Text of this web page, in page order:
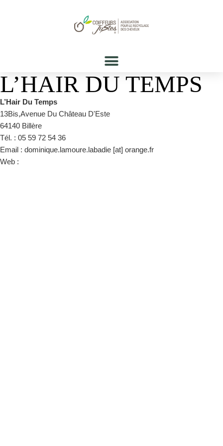
L’HAIR DU TEMPS
L’Hair Du Temps
13Bis,Avenue Du Château D'Este
64140 Billère
Tél. : 05 59 72 54 36
Email : dominique.lamoure.labadie [at] orange.fr
Web :